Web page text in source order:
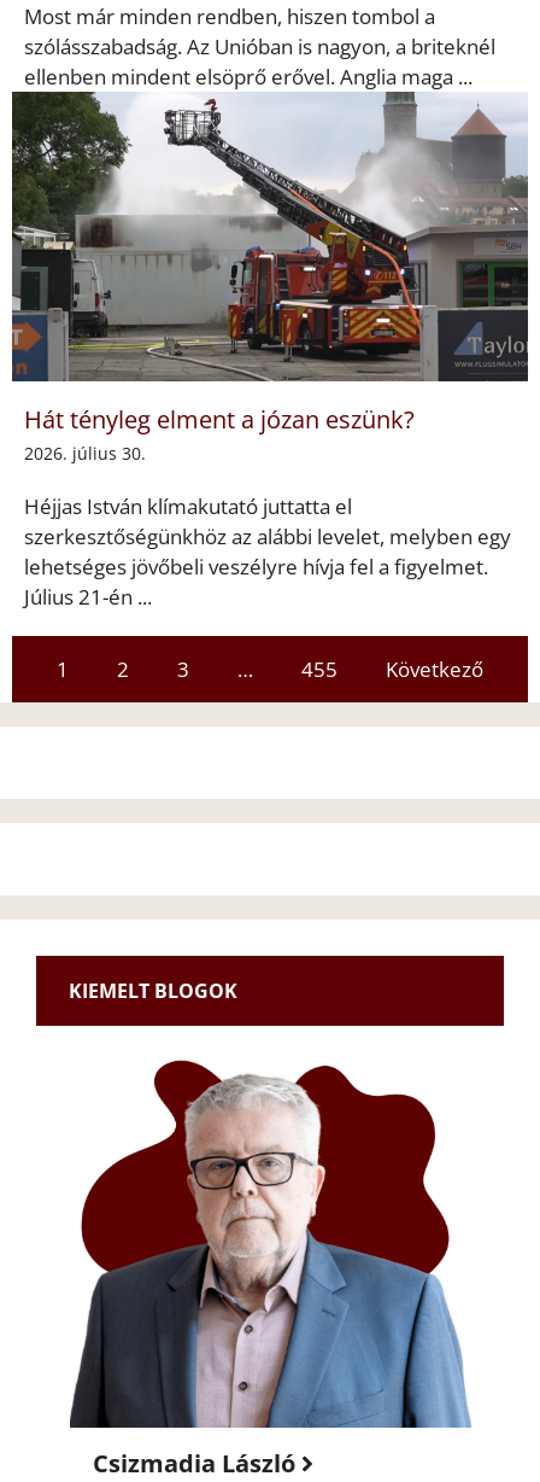
Most már minden rendben, hiszen tombol a
szólásszabadság. Az Unióban is nagyon, a briteknél
ellenben mindent elsöprő erővel. Anglia maga ...
Hát tényleg elment a józan eszünk?
2026. július 30.
Héjjas István klímakutató juttatta el
szerkesztőségünkhöz az alábbi levelet, melyben egy
lehetséges jövőbeli veszélyre hívja fel a figyelmet.
Július 21-én ...
1 2 3 … 455 Következő
KIEMELT BLOGOK
Csizmadia László